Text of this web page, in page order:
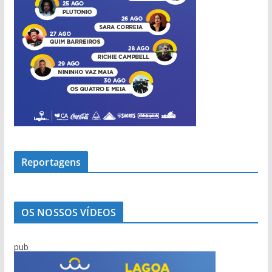
Reportagens
OS NOSSOS VÍDEOS
pub